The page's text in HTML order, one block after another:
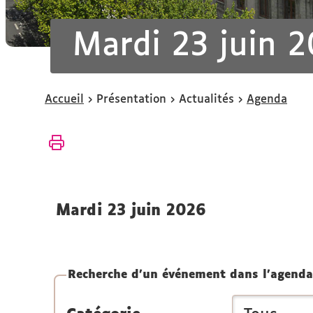
Mardi 23 juin
Vous
ici :
Accueil Présentation Actualités Agenda
mardi 23 juin 2026
Recherche d'un événement dans l'agenda